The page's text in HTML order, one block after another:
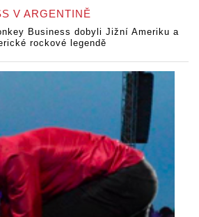
V ARGENTINĚ
Business dobyli Jižní Ameriku a
rockové legendě